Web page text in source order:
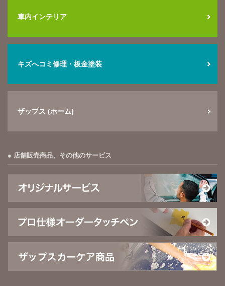
車内インテリア
キズへコミ修理・板金塗装
ザップス (ホーム)
店舗販売商品、その他のサービス